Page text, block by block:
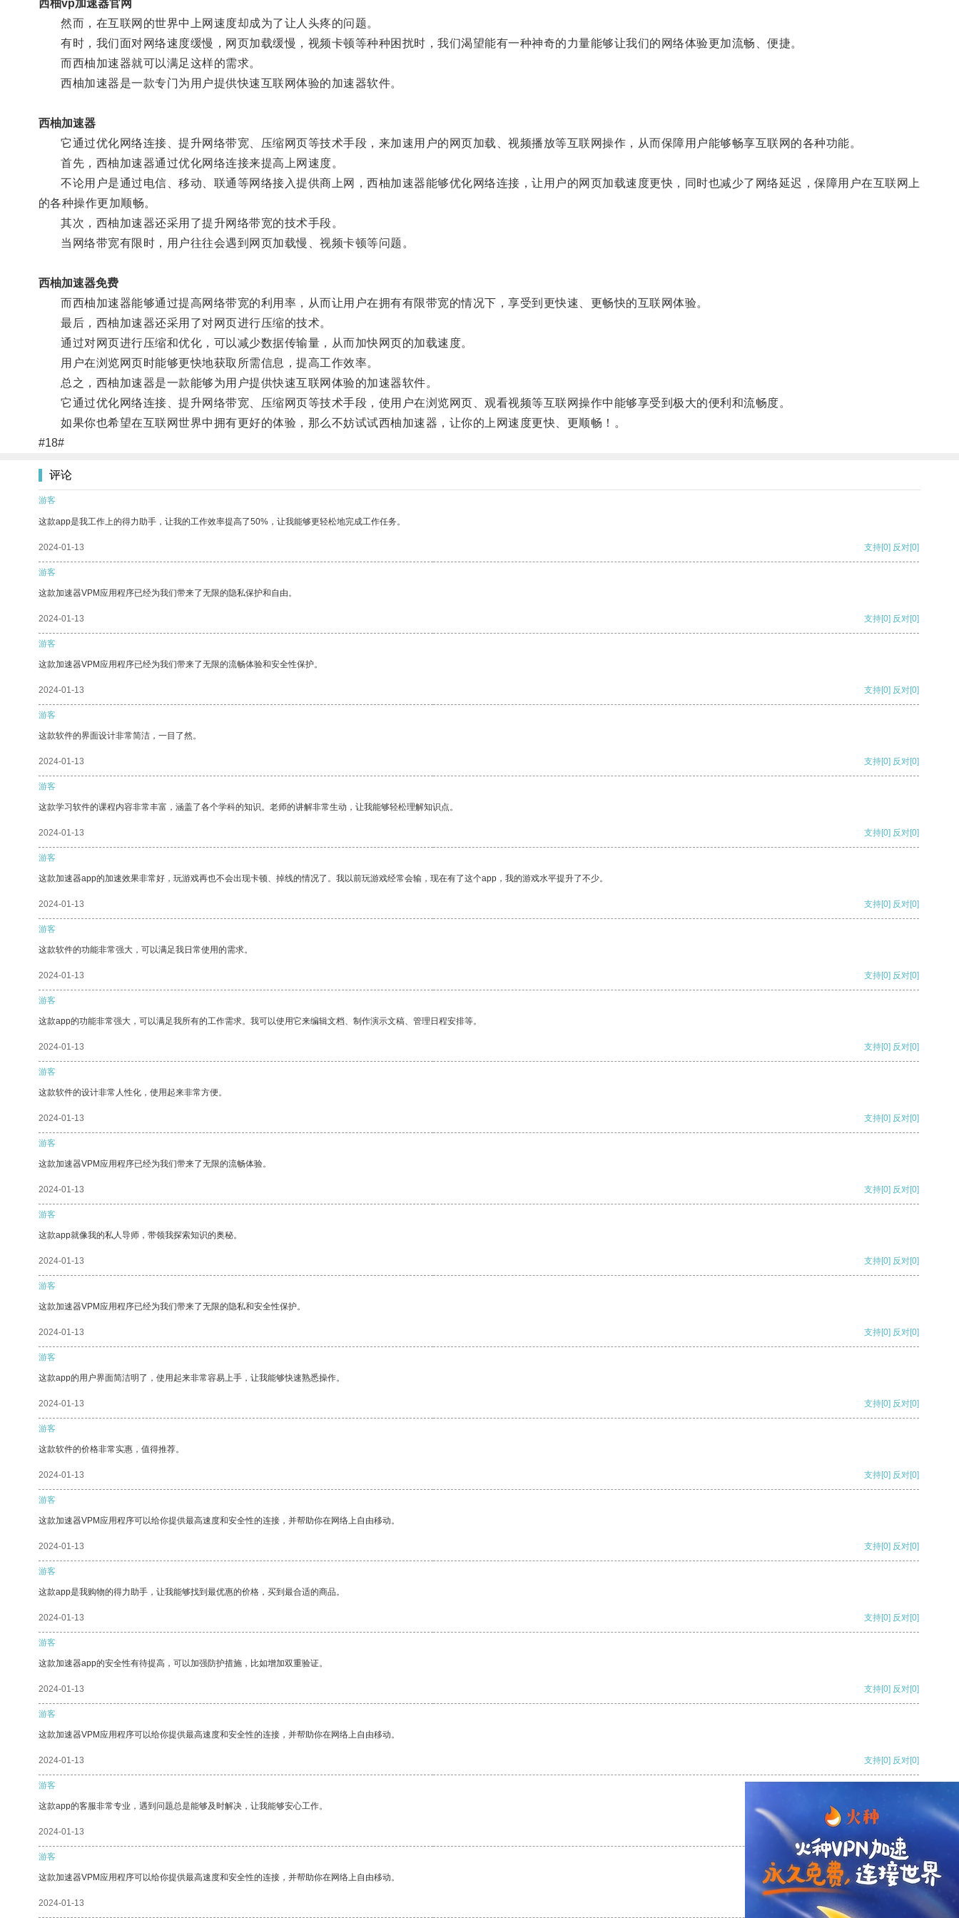
西柚vp加速器官网
然而，在互联网的世界中上网速度却成为了让人头疼的问题。
有时，我们面对网络速度缓慢，网页加载缓慢，视频卡顿等种种困扰时，我们渴望能有一种神奇的力量能够让我们的网络体验更加流畅、便捷。
而西柚加速器就可以满足这样的需求。
西柚加速器是一款专门为用户提供快速互联网体验的加速器软件。
西柚加速器
它通过优化网络连接、提升网络带宽、压缩网页等技术手段，来加速用户的网页加载、视频播放等互联网操作，从而保障用户能够畅享互联网的各种功能。
首先，西柚加速器通过优化网络连接来提高上网速度。
不论用户是通过电信、移动、联通等网络接入提供商上网，西柚加速器能够优化网络连接，让用户的网页加载速度更快，同时也减少了网络延迟，保障用户在互联网上
的各种操作更加顺畅。
其次，西柚加速器还采用了提升网络带宽的技术手段。
当网络带宽有限时，用户往往会遇到网页加载慢、视频卡顿等问题。
西柚加速器免费
而西柚加速器能够通过提高网络带宽的利用率，从而让用户在拥有有限带宽的情况下，享受到更快速、更畅快的互联网体验。
最后，西柚加速器还采用了对网页进行压缩的技术。
通过对网页进行压缩和优化，可以减少数据传输量，从而加快网页的加载速度。
用户在浏览网页时能够更快地获取所需信息，提高工作效率。
总之，西柚加速器是一款能够为用户提供快速互联网体验的加速器软件。
它通过优化网络连接、提升网络带宽、压缩网页等技术手段，使用户在浏览网页、观看视频等互联网操作中能够享受到极大的便利和流畅度。
如果你也希望在互联网世界中拥有更好的体验，那么不妨试试西柚加速器，让你的上网速度更快、更顺畅！。
#18#
评论
游客
这款app是我工作上的得力助手，让我的工作效率提高了50%，让我能够更轻松地完成工作任务。
2024-01-13 支持[0] 反对[0]
游客
这款加速器VPM应用程序已经为我们带来了无限的隐私保护和自由。
2024-01-13 支持[0] 反对[0]
游客
这款加速器VPM应用程序已经为我们带来了无限的流畅体验和安全性保护。
2024-01-13 支持[0] 反对[0]
游客
这款软件的界面设计非常简洁，一目了然。
2024-01-13 支持[0] 反对[0]
游客
这款学习软件的课程内容非常丰富，涵盖了各个学科的知识。老师的讲解非常生动，让我能够轻松理解知识点。
2024-01-13 支持[0] 反对[0]
游客
这款加速器app的加速效果非常好，玩游戏再也不会出现卡顿、掉线的情况了。我以前玩游戏经常会输，现在有了这个app，我的游戏水平提升了不少。
2024-01-13 支持[0] 反对[0]
游客
这款软件的功能非常强大，可以满足我日常使用的需求。
2024-01-13 支持[0] 反对[0]
游客
这款app的功能非常强大，可以满足我所有的工作需求。我可以使用它来编辑文档、制作演示文稿、管理日程安排等。
2024-01-13 支持[0] 反对[0]
游客
这款软件的设计非常人性化，使用起来非常方便。
2024-01-13 支持[0] 反对[0]
游客
这款加速器VPM应用程序已经为我们带来了无限的流畅体验。
2024-01-13 支持[0] 反对[0]
游客
这款app就像我的私人导师，带领我探索知识的奥秘。
2024-01-13 支持[0] 反对[0]
游客
这款加速器VPM应用程序已经为我们带来了无限的隐私和安全性保护。
2024-01-13 支持[0] 反对[0]
游客
这款app的用户界面简洁明了，使用起来非常容易上手，让我能够快速熟悉操作。
2024-01-13 支持[0] 反对[0]
游客
这款软件的价格非常实惠，值得推荐。
2024-01-13 支持[0] 反对[0]
游客
这款加速器VPM应用程序可以给你提供最高速度和安全性的连接，并帮助你在网络上自由移动。
2024-01-13 支持[0] 反对[0]
游客
这款app是我购物的得力助手，让我能够找到最优惠的价格，买到最合适的商品。
2024-01-13 支持[0] 反对[0]
游客
这款加速器app的安全性有待提高，可以加强防护措施，比如增加双重验证。
2024-01-13 支持[0] 反对[0]
游客
这款加速器VPM应用程序可以给你提供最高速度和安全性的连接，并帮助你在网络上自由移动。
2024-01-13 支持[0] 反对[0]
游客
这款app的客服非常专业，遇到问题总是能够及时解决，让我能够安心工作。
2024-01-13
游客
这款加速器VPM应用程序可以给你提供最高速度和安全性的连接，并帮助你在网络上自由移动。
2024-01-13 反对